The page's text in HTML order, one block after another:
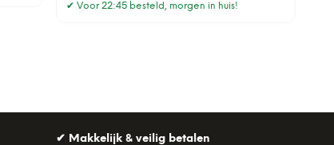
✔ Voor 22:45 besteld, morgen in huis!
✔ Makkelijk & veilig betalen